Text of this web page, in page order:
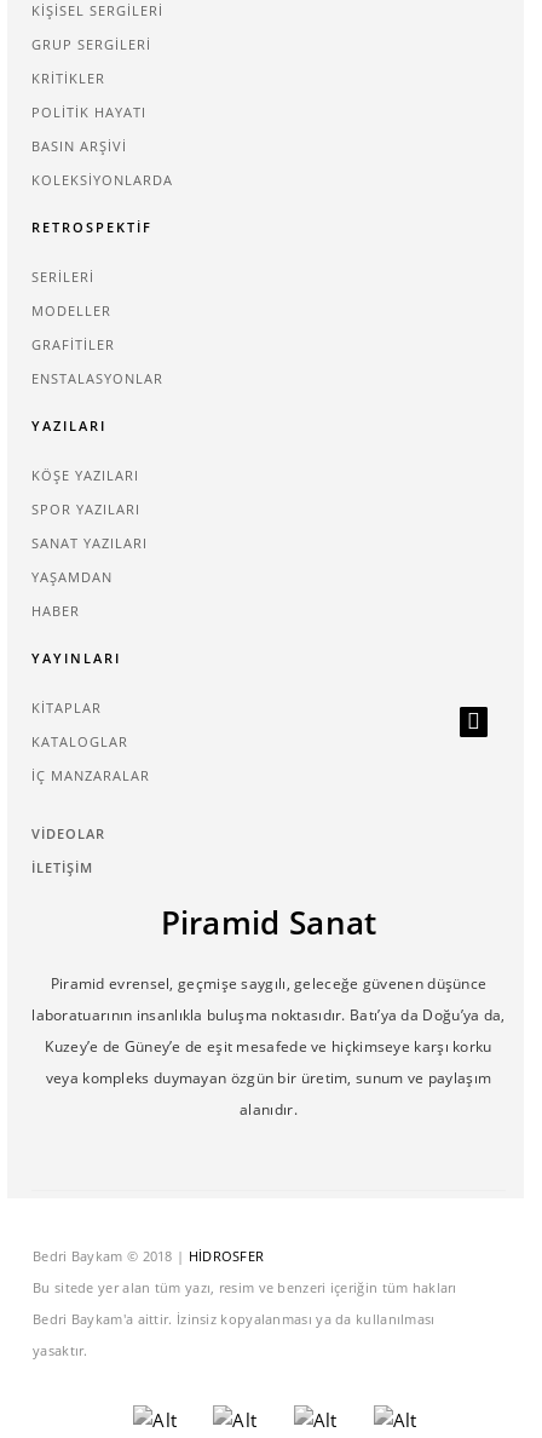
KIŞISEL SERGILERI
GRUP SERGILERI
KRITIKLER
POLITIK HAYATI
BASIN ARŞIVI
KOLEKSIYONLARDA
RETROSPEKTIF
SERILERI
MODELLER
GRAFITILER
ENSTALASYONLAR
YAZILARI
KÖŞE YAZILARI
SPOR YAZILARI
SANAT YAZILARI
YAŞAMDAN
HABER
YAYINLARI
KITAPLAR
KATALOGLAR
İÇ MANZARALAR
VIDEOLAR
İLETIŞIM
Piramid Sanat
Piramid evrensel, geçmişe saygılı, geleceğe güvenen düşünce
laboratuarının insanlıkla buluşma noktasıdır. Batı’ya da Doğu’ya da,
Kuzey’e de Güney’e de eşit mesafede ve hiçkimseye karşı korku
veya kompleks duymayan özgün bir üretim, sunum ve paylaşım
alanıdır.
Bedri Baykam © 2018 | HİDROSFER
Bu sitede yer alan tüm yazı, resim ve benzeri içeriğin tüm hakları
Bedri Baykam'a aittir. İzinsiz kopyalanması ya da kullanılması
yasaktır.